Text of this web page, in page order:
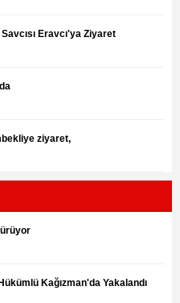
Eravcı'ya Ziyaret
ziyaret,
Kağızman'da Yakalandı